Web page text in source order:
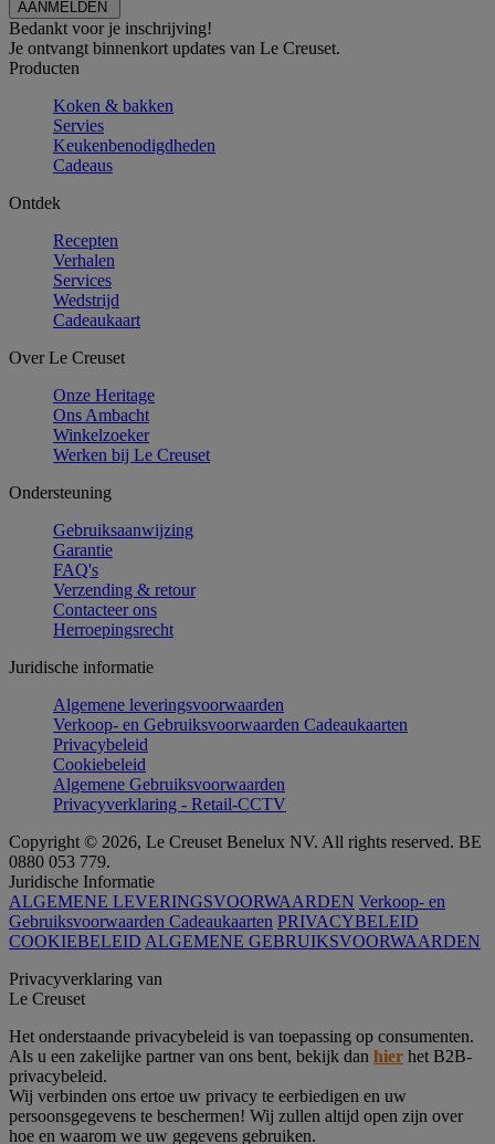
Bedankt voor je inschrijving!
Je ontvangt binnenkort updates van Le Creuset.
Producten
Koken & bakken
Servies
Keukenbenodigdheden
Cadeaus
Ontdek
Recepten
Verhalen
Services
Wedstrijd
Cadeaukaart
Over Le Creuset
Onze Heritage
Ons Ambacht
Winkelzoeker
Werken bij Le Creuset
Ondersteuning
Gebruiksaanwijzing
Garantie
FAQ's
Verzending & retour
Contacteer ons
Herroepingsrecht
Juridische informatie
Algemene leveringsvoorwaarden
Verkoop- en Gebruiksvoorwaarden Cadeaukaarten
Privacybeleid
Cookiebeleid
Algemene Gebruiksvoorwaarden
Privacyverklaring - Retail-CCTV
Copyright © 2026, Le Creuset Benelux NV. All rights reserved. BE
0880 053 779.
Juridische Informatie
ALGEMENE LEVERINGSVOORWAARDEN Verkoop- en
Gebruiksvoorwaarden Cadeaukaarten PRIVACYBELEID
COOKIEBELEID ALGEMENE GEBRUIKSVOORWAARDEN
Privacyverklaring van
Le Creuset
Het onderstaande privacybeleid is van toepassing op consumenten.
Als u een zakelijke partner van ons bent, bekijk dan hier het B2B-
privacybeleid.
Wij verbinden ons ertoe uw privacy te eerbiedigen en uw
persoonsgegevens te beschermen! Wij zullen altijd open zijn over
hoe en waarom we uw gegevens gebruiken.